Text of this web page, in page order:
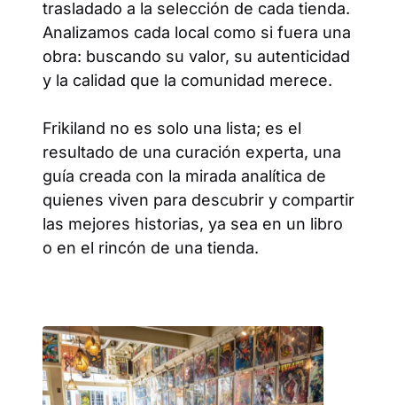
trasladado a la selección de cada tienda.
Analizamos cada local como si fuera una
obra: buscando su valor, su autenticidad
y la calidad que la comunidad merece.
Frikiland no es solo una lista; es el
resultado de una curación experta, una
guía creada con la mirada analítica de
quienes viven para descubrir y compartir
las mejores historias, ya sea en un libro
o en el rincón de una tienda.